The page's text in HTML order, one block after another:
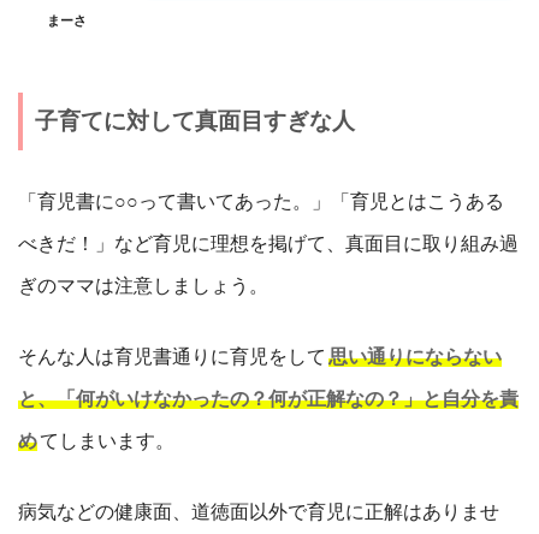
まーさ
子育てに対して真面目すぎな人
「育児書に○○って書いてあった。」「育児とはこうある
べきだ！」など育児に理想を掲げて、真面目に取り組み過
ぎのママは注意しましょう。
そんな人は育児書通りに育児をして 思い通りにならない
と、「何がいけなかったの？何が正解なの？」と自分を責
めてしまいます。
病気などの健康面、道徳面以外で育児に正解はありませ